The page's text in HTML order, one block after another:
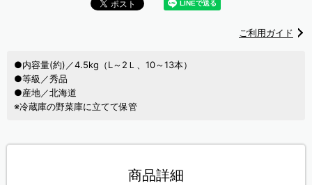
ご利用ガイド
●内容量(約)／4.5kg（L～2Ｌ、10～13本）
●等級／秀品
●産地／北海道
※冷蔵庫の野菜庫に立てて保管
商品詳細